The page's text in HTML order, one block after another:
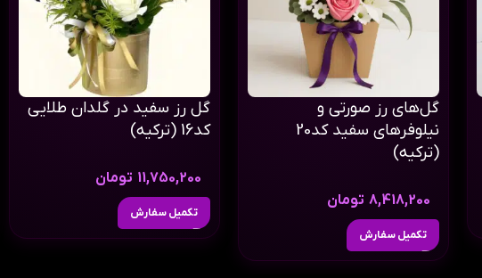
گل‌های رز صورتی و
نیلوفرهای سفید کد20
(ترکیه)
8,418,200 تومان
تکمیل سفارش
گل رز سفید در گلدان طلایی
کد16 (ترکیه)
11,750,200 تومان
تکمیل سفارش